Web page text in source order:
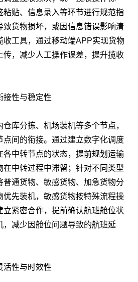
粘贴、信息录入等环节进行规范指
致货物损坏，或因信息错误影响清
收工具，通过移动端APP实现货物
传，减少人工操作误差，提升揽收
性与稳定性
分拣、机场装机等多个节点，
点间的衔接。通过建立数字化调度
各中转节点的状态，提前规划运输
在中转过程中滞留；针对不同类型
普通货物、敏感货物、加急货物分
优先装机，敏感货物按特殊流程操
立紧密合作，提前确认航班舱位状
，减少因舱位问题导致的航班延
性与时效性